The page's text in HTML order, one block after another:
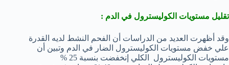
تقليل مستويات الكوليسترول في الدم :
وقد أظهرت العديد من الدراسات أن الفحم النشط لديه القدرة
علي خفض مستويات الكوليسترول الضار في الدم وتبين أن
مستويات الكوليسترول الكلي إنخفضت بنسبة 25 %